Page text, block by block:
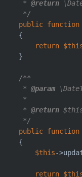
     *
@return
     */
public function
{
return
    }
/**
     *
@param
     *
     *
@return
     */
public function
{
$this-
return